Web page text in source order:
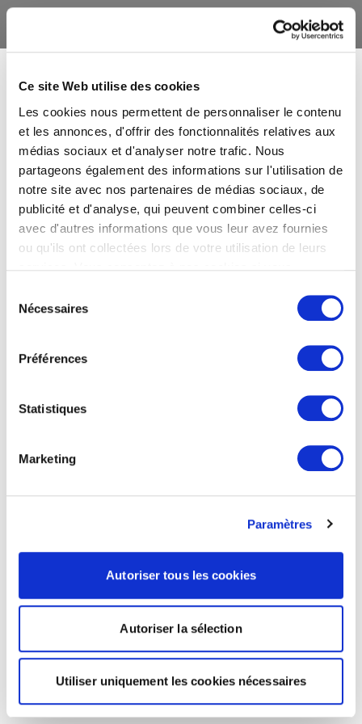
Ce site Web utilise des cookies
Les cookies nous permettent de personnaliser le contenu
et les annonces, d'offrir des fonctionnalités relatives aux
médias sociaux et d'analyser notre trafic. Nous
partageons également des informations sur l'utilisation de
notre site avec nos partenaires de médias sociaux, de
publicité et d'analyse, qui peuvent combiner celles-ci
avec d'autres informations que vous leur avez fournies
ou qu'ils ont collectées lors de votre utilisation de leurs
Nécessaires
Préférences
Statistiques
Marketing
Paramètres
Autoriser tous les cookies
Autoriser la sélection
Utiliser uniquement les cookies nécessaires